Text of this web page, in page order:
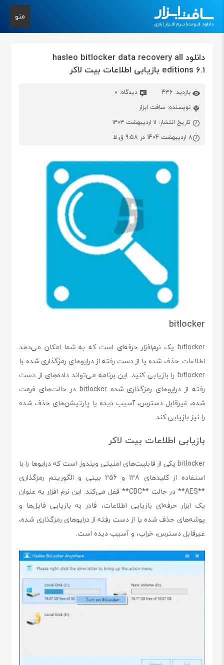
منو
دانلود hasleo bitlocker data recovery all
editions 6.1 بازیابی اطلاعات بیت لاکر
بازدید: 436
دیدگاه: 0
نویسنده: سافت ابزار
تاریخ انتشار: ۱۱ اردیبهشت ۱۴۰۳
8 اردیبهشت 1404 در 9:58 ق.ظ
bitlocker
bitlocker یک نرم‌افزار حرفه‌ای است که به شما امکان می‌دهد
اطلاعات حذف شده یا از دست رفته از درایوهای رمزگذاری شده با
bitlocker را بازیابی کنید. این برنامه می‌تواند داده‌های از دست
رفته از درایوهای رمزگذاری شده bitlocker در حالت‌های فرمت
شده، غیرقابل دسترس، آسیب دیده یا پارتیشن‌های حذف شده
را نیز بازیابی کند.
بازیابی اطلاعات بیت لاکر
bitlocker یکی از قابلیت‌های امنیتی ویندوز است که درایوها را با
استفاده از کلیدهای 128 و 256 بیتی و الگوریتم رمزگذاری
**AES** در حالت **CBC** قفل می‌کند. این نرم افزار به عنوان
یک ابزار حرفه‌ای بازیابی اطلاعات، قادر به بازیابی فایل‌ها و
پوشه‌های حذف شده یا از دست رفته از درایوهای رمزگذاری شده،
غیرقابل دسترس، خراب، و آسیب دیده است.